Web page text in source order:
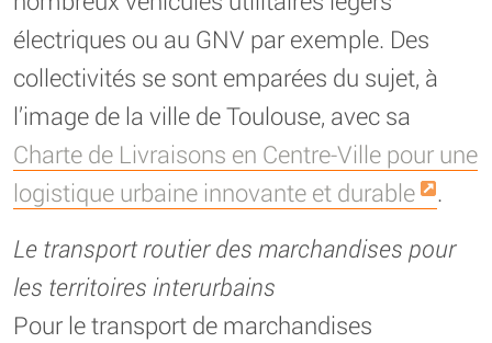
électriques ou au GNV par exemple. Des
collectivités se sont emparées du sujet, à
l’image de la ville de Toulouse, avec sa
Charte de Livraisons en Centre-Ville pour une
logistique urbaine innovante et durable
.
Le transport routier des marchandises pour
les territoires interurbains
Pour le transport de marchandises